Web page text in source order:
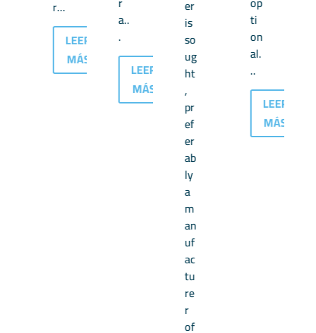
r...
LEER
MÁS
a..
.
LEER
MÁS
er
is
so
ug
ht
,
pr
ef
er
ab
ly
a
m
an
uf
ac
tu
re
r
of
ti
on
al.
..
LEER
MÁS